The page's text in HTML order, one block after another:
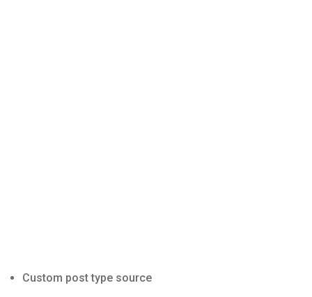
Custom post type source